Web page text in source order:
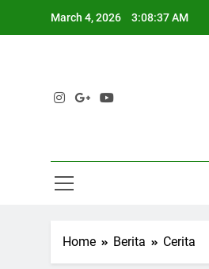
March 4, 2026 3:08:37 AM
Home Berita Cerita